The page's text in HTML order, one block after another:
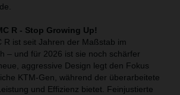
R - Stop Growing Up!
R ist seit Jahren der Maßstab im
– und für 2026 ist sie noch schärfer
aggressive Design legt den Fokus
KTM-Gen, während der überarbeitete
und Effizienz bietet. Feinjustierte